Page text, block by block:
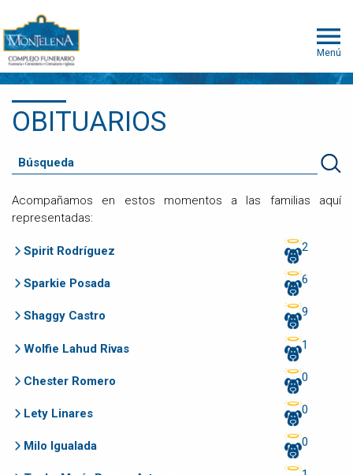
Menú
OBITUARIOS
Acompañamos en estos momentos a las familias aquí
representadas:
Spirit Rodríguez 2
Sparkie Posada 6
Shaggy Castro 9
Wolfie Lahud Rivas 1
Chester Romero 0
Lety Linares 0
Milo Igualada 0